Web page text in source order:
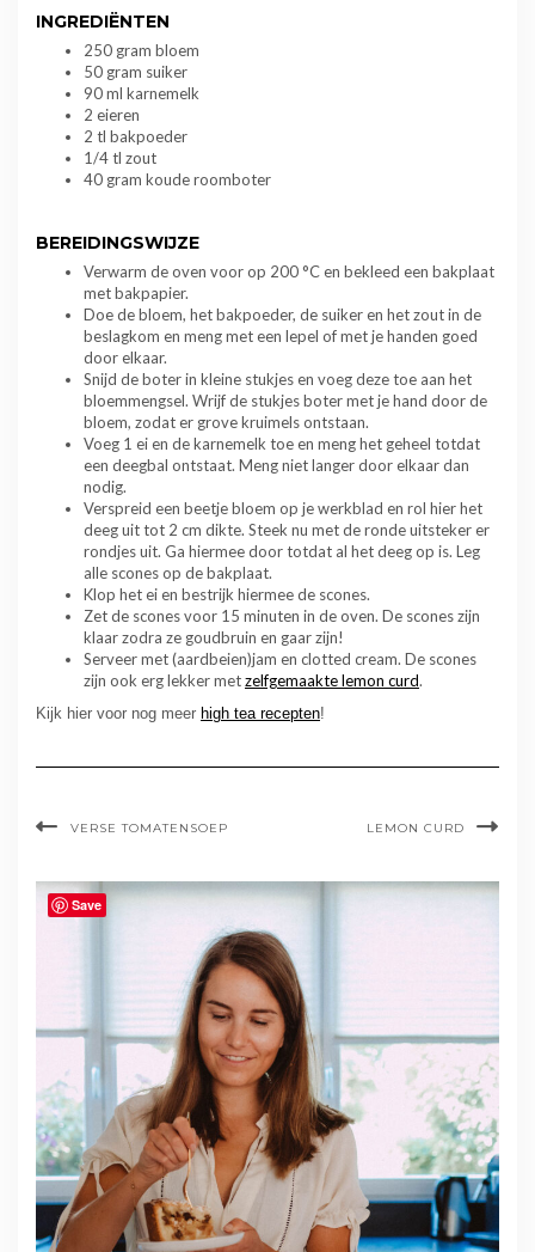
INGREDIËNTEN
250 gram bloem
50 gram suiker
90 ml karnemelk
2 eieren
2 tl bakpoeder
1/4 tl zout
40 gram koude roomboter
BEREIDINGSWIJZE
Verwarm de oven voor op 200 °C en bekleed een bakplaat
met bakpapier.
Doe de bloem, het bakpoeder, de suiker en het zout in de
beslagkom en meng met een lepel of met je handen goed
door elkaar.
Snijd de boter in kleine stukjes en voeg deze toe aan het
bloemmengsel. Wrijf de stukjes boter met je hand door de
bloem, zodat er grove kruimels ontstaan.
Voeg 1 ei en de karnemelk toe en meng het geheel totdat
een deegbal ontstaat. Meng niet langer door elkaar dan
nodig.
Verspreid een beetje bloem op je werkblad en rol hier het
deeg uit tot 2 cm dikte. Steek nu met de ronde uitsteker er
rondjes uit. Ga hiermee door totdat al het deeg op is. Leg
alle scones op de bakplaat.
Klop het ei en bestrijk hiermee de scones.
Zet de scones voor 15 minuten in de oven. De scones zijn
klaar zodra ze goudbruin en gaar zijn!
Serveer met (aardbeien)jam en clotted cream. De scones
zijn ook erg lekker metzelfgemaakte lemon curd.
Kijk hier voor nog meer high tea recepten!
VERSE TOMATENSOEP LEMON CURD
Save